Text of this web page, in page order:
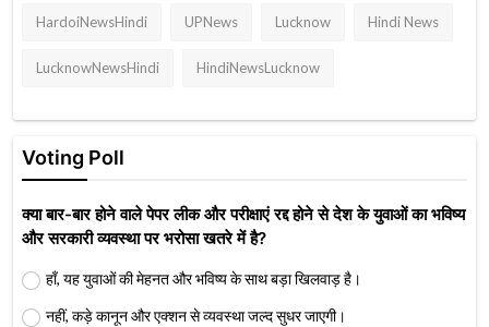
HardoiNewsHindi UPNews Lucknow Hindi News
LucknowNewsHindi HindiNewsLucknow
Voting Poll
क्या बार-बार होने वाले पेपर लीक और परीक्षाएं रद्द होने से देश के युवाओं का भविष्य
और सरकारी व्यवस्था पर भरोसा खतरे में है?
हाँ, यह युवाओं की मेहनत और भविष्य के साथ बड़ा खिलवाड़ है।
नहीं, कड़े कानून और एक्शन से व्यवस्था जल्द सुधर जाएगी।